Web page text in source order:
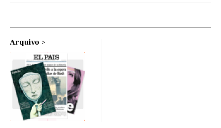
Arquivo